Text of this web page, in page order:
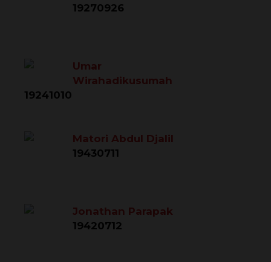
19270926
Umar
Wirahadikusumah
19241010
Matori Abdul Djalil
19430711
Jonathan Parapak
19420712